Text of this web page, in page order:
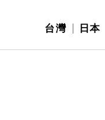
台灣 日本